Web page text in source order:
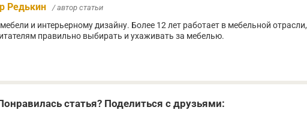
Редькин / автор статьи
и интерьерному дизайну. Более 12 лет работает в мебельной отрасли,
правильно выбирать и ухаживать за мебелью.
статья? Поделиться с друзьями: